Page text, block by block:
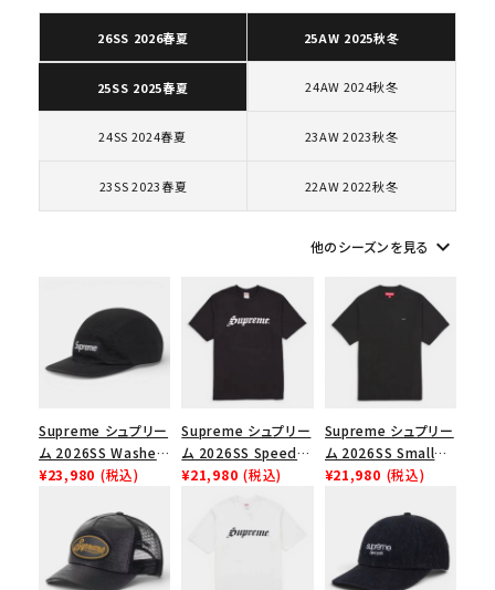
人気ワード 2026SS
Tシャツ・ロングスリーブ
コラボレーションブランドから探す
シーズンから探す
並び順
価格から探す
円
26SS 2026春夏 25AW 2025秋冬
25SS 2025春夏 24AW 2024秋冬
24SS 2024春夏 23AW 2023秋冬
23SS 2023春夏 22AW 2022秋冬
他のシーズンを見る keyboard_arrow_down
Supreme シュプリー
ム 2026SS Washed
Chino Twill Camp
ノツイル キャンプキャ
ップ ブラック
¥23,980 (税込)
Supreme シュプリー
ム 2026SS Speed
Tee スピードTシャツ
¥21,980 (税込)
Supreme シュプリー
ム 2026SS Small
Box Tee スモールボ
¥21,980 (税込)